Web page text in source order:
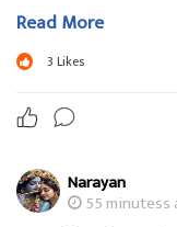
-- Nirali Desai
Read More
3 Likes
Narayan
55 minutess